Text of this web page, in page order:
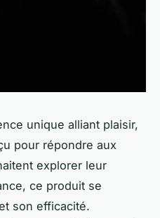
unique alliant plaisir,
pour répondre aux
explorer leur
ce produit se
son efficacité.